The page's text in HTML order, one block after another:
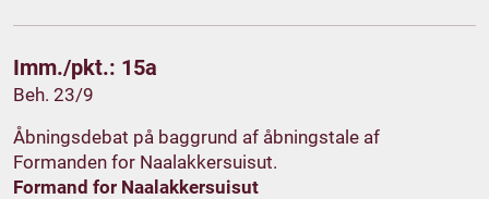
Imm./pkt.: 15a
Beh. 23/9
Åbningsdebat på baggrund af åbningstale af
Formanden for Naalakkersuisut.
Formand for Naalakkersuisut